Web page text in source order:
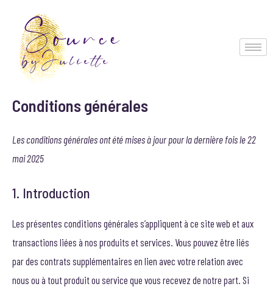
contenu
Conditions générales
Les conditions générales ont été mises à jour pour la dernière fois le 22
mai 2025
1. Introduction
Les présentes conditions générales s’appliquent à ce site web et aux
transactions liées à nos produits et services. Vous pouvez être liés
par des contrats supplémentaires en lien avec votre relation avec
nous ou à tout produit ou service que vous recevez de notre part. Si